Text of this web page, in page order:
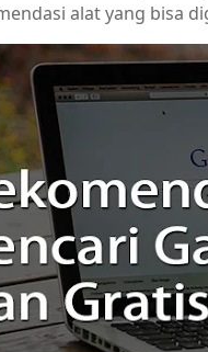
alat yang bisa